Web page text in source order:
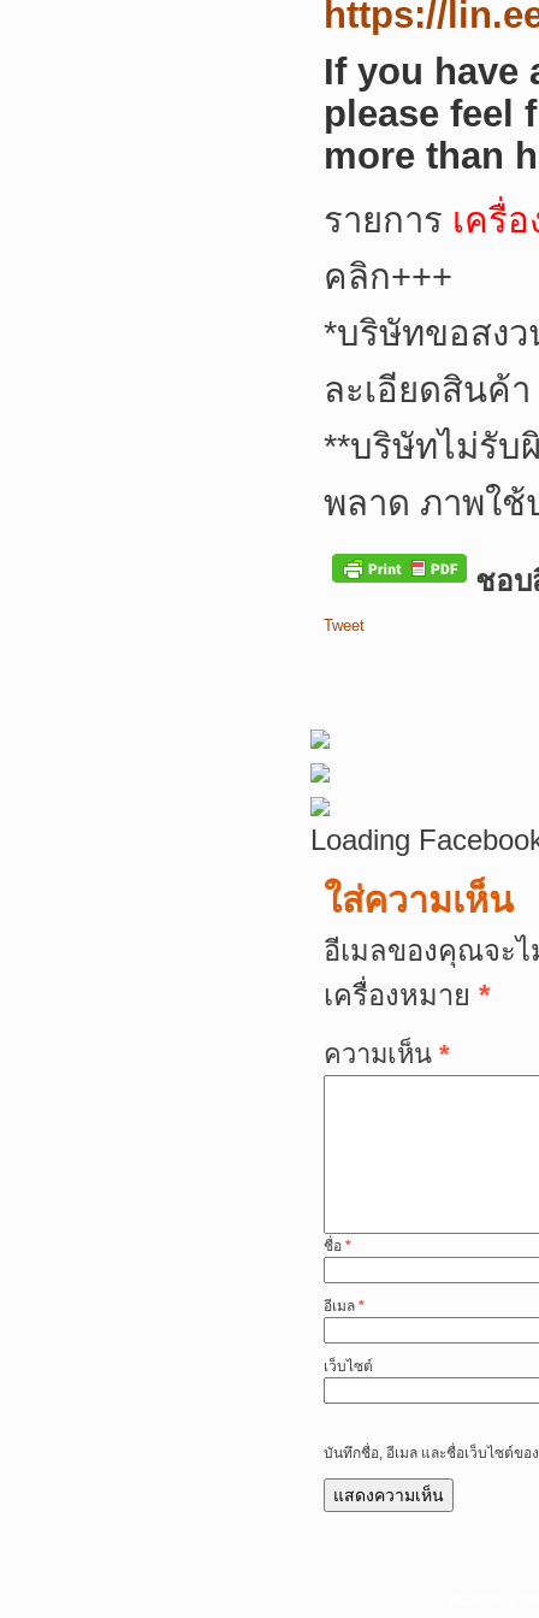
https://
If you have
please feel
more than
รายการ เครื่
คลิก+++
*บริษัทขอสงว
ละเอียดสินค้
**บริษัทไม่รับ
พลาด ภาพใ
ชอบ
Tweet
Loading
ใส่ความเห็น
อีเมลของคุณจะ
เครื่องหมาย *
ความเห็น *
ชื่อ *
อีเมล *
เว็บไซต์
บันทึกชื่อ, อีเมล และชื่อเว็บไซต์ขอ